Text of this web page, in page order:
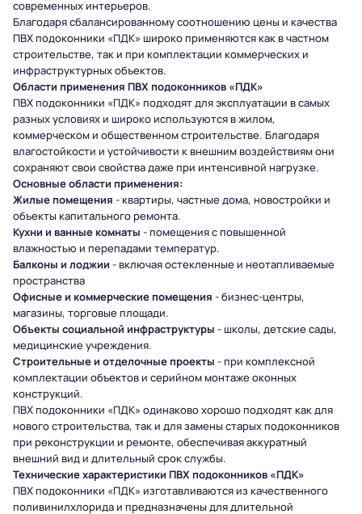
современных интерьеров.
Благодаря сбалансированному соотношению цены и качества
ПВХ подоконники «ПДК» широко применяются как в частном
строительстве, так и при комплектации коммерческих и
инфраструктурных объектов.
Области применения ПВХ подоконников «ПДК»
ПВХ подоконники «ПДК» подходят для эксплуатации в самых
разных условиях и широко используются в жилом,
коммерческом и общественном строительстве. Благодаря
влагостойкости и устойчивости к внешним воздействиям они
сохраняют свои свойства даже при интенсивной нагрузке.
Основные области применения:
Жилые помещения - квартиры, частные дома, новостройки и
объекты капитального ремонта.
Кухни и ванные комнаты - помещения с повышенной
влажностью и перепадами температур.
Балконы и лоджии - включая остекленные и неотапливаемые
пространства
Офисные и коммерческие помещения - бизнес-центры,
магазины, торговые площади.
Объекты социальной инфраструктуры - школы, детские сады,
медицинские учреждения.
Строительные и отделочные проекты - при комплексной
комплектации объектов и серийном монтаже оконных
конструкций.
ПВХ подоконники «ПДК» одинаково хорошо подходят как для
нового строительства, так и для замены старых подоконников
при реконструкции и ремонте, обеспечивая аккуратный
внешний вид и длительный срок службы.
Технические характеристики ПВХ подоконников «ПДК»
ПВХ подоконники «ПДК» изготавливаются из качественного
поливинилхлорида и предназначены для длительной